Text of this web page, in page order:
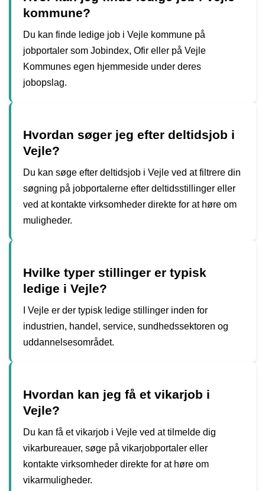
kommune?
Du kan finde ledige job i Vejle kommune på
jobportaler som Jobindex, Ofir eller på Vejle
Kommunes egen hjemmeside under deres
jobopslag.
Hvordan søger jeg efter deltidsjob i
Vejle?
Du kan søge efter deltidsjob i Vejle ved at filtrere din
søgning på jobportalerne efter deltidsstillinger eller
ved at kontakte virksomheder direkte for at høre om
muligheder.
Hvilke typer stillinger er typisk
ledige i Vejle?
I Vejle er der typisk ledige stillinger inden for
industrien, handel, service, sundhedssektoren og
uddannelsesområdet.
Hvordan kan jeg få et vikarjob i
Vejle?
Du kan få et vikarjob i Vejle ved at tilmelde dig
vikarbureauer, søge på vikarjobportaler eller
kontakte virksomheder direkte for at høre om
vikarmuligheder.